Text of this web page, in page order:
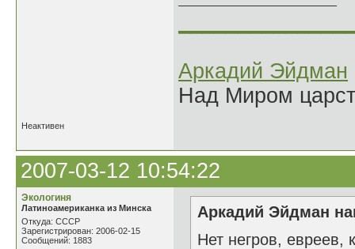
Аркадий Эйдман
Над Миром
Неактивен
2007-03-12 10:54:22
Экологиня
Латиноамериканка из Минска
Откуда: СССР
Зарегистрирован: 2006-02-15
Сообщений: 1883
Аркадий Эйдман
Нет негров, евреев,